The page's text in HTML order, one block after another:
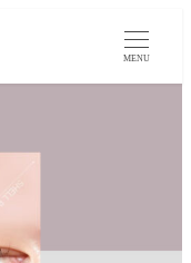
MENU